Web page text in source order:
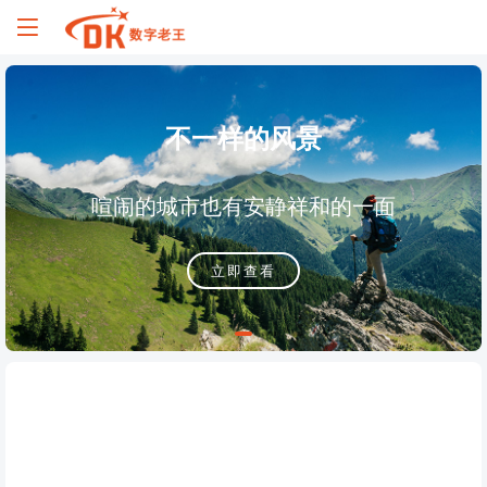
不一样的风景
喧闹的城市也有安静祥和的一面
立即查看